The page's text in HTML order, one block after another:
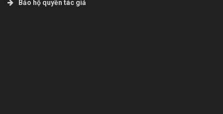
Bảo hộ quyền tác giả